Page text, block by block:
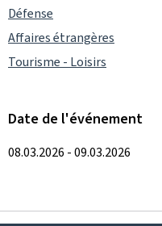
Défense
Affaires étrangères
Tourisme - Loisirs
Date de l'événement
08.03.2026 - 09.03.2026